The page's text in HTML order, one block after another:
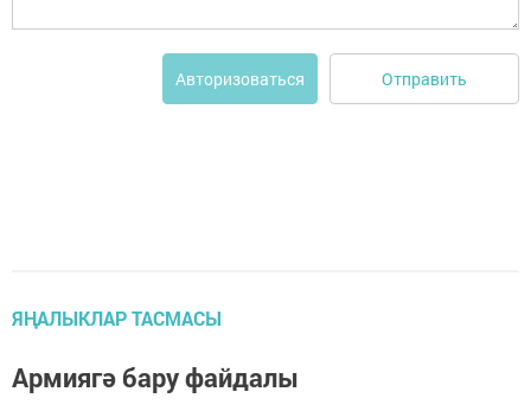
Авторизоваться Отправить
ЯҢАЛЫКЛАР ТАСМАСЫ
Армиягә бару файдалы